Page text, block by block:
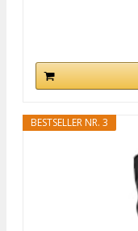
BESTSELLER NR. 3